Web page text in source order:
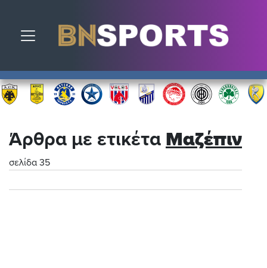
Toggle navigation
Άρθρα με ετικέτα Μαζέπιν
σελίδα 35